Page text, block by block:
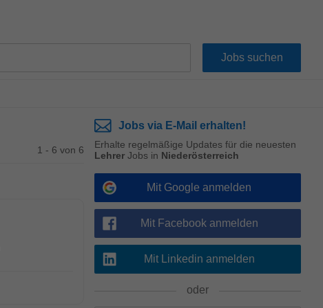
1 - 6 von 6
Jobs via E-Mail erhalten!
Erhalte regelmäßige Updates für die neuesten
Lehrer Jobs in Niederösterreich
Mit Google anmelden
Mit Facebook anmelden
Mit Linkedin anmelden
oder